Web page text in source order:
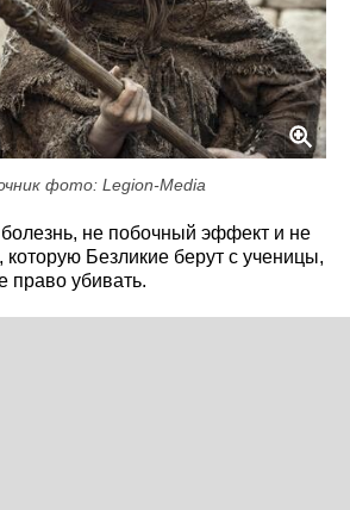
фото: Legion-Media
не побочный эффект и не
которую Безликие берут с ученицы,
право убивать.